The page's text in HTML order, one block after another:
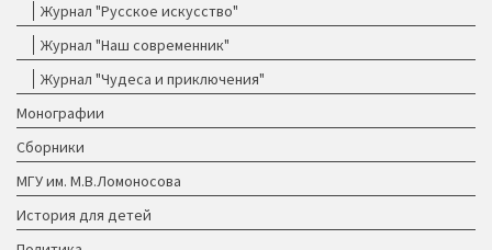
Журнал "Русское искусство"
Журнал "Наш современник"
Журнал "Чудеса и приключения"
Монографии
Сборники
МГУ им. М.В.Ломоносова
История для детей